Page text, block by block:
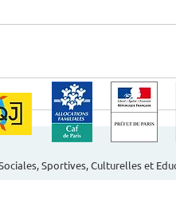
Sportives, Culturelles et